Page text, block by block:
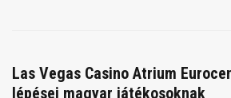
Las Vegas Casino Atrium
lépései magyar játékosoknak